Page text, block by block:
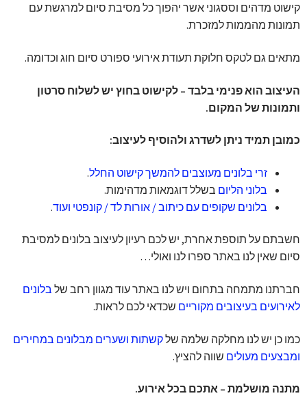
קישוט מדהים וססגוני אשר יהפוך כל מסיבת סיום למרגשת עם
תמונות מהממות למזכרת.
מתאים גם לטקס חלוקת תעודת אירועי ספורט סיום חוג וכדומה.
העיצוב הוא פנימי בלבד – לקישוט בחוץ יש לשלוח סרטון
ותמונות של המקום.
כמובן תמיד ניתן לשדרג ולהוסיף לעיצוב:
זרי בלונים מעוצבים להמשך קישוט החלל.
בלוני הליום בשלל דוגמאות מדהימות.
בלונים שקופים עם כיתוב / אורות לד / קונפטי ועוד.
חשבתם על תוספת אחרת, יש לכם רעיון לעיצוב בלונים למסיבת
סיום שאין לנו באתר ספרו לנו ואולי…
חברתנו מתמחה בתחום ויש לנו באתר עוד מגוון רחב של בלונים
לאירועים בעיצובים מקוריים שכדאי לכם לראות.
כמו כן יש לנו מחלקה שלמה שלקשתות ושערים מבלונים במחירים
ומבצעים מעולים שווה להציץ.
מתנה מושלמת – אתכם בכל אירוע.